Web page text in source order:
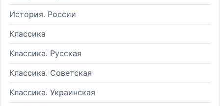
История. России
Классика
Классика. Русская
Классика. Советская
Классика. Украинская